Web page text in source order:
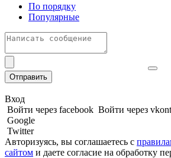
По порядку
Популярные
Отправить
Вход
Войти через facebook Войти через
Google
Twitter
Авторизуясь, вы соглашаетесь с
сайтом и даете согласие на обработку